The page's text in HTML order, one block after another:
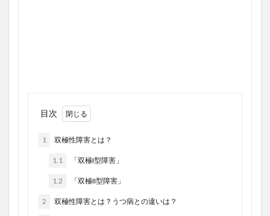
目次
1 双極性障害とは？
1.1 「双極I型障害」
1.2 「双極II型障害」
2 双極性障害とは？うつ病との違いは？